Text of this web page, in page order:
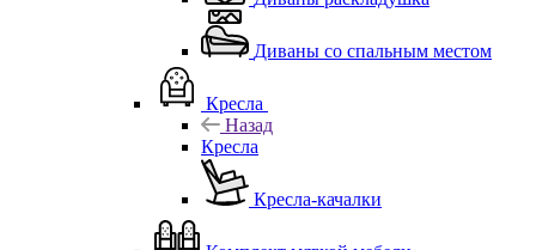
Диваны со спальным местом
Кресла
Назад
Кресла
Кресла-качалки